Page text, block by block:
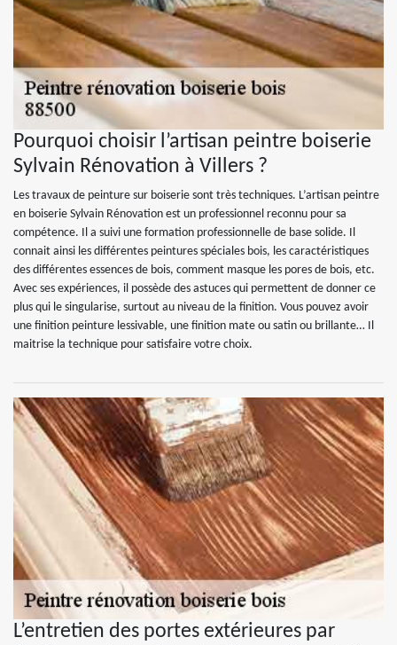
Pourquoi choisir l’artisan peintre boiserie
Sylvain Rénovation à Villers ?
Les travaux de peinture sur boiserie sont très techniques. L’artisan peintre
en boiserie Sylvain Rénovation est un professionnel reconnu pour sa
compétence. Il a suivi une formation professionnelle de base solide. Il
connait ainsi les différentes peintures spéciales bois, les caractéristiques
des différentes essences de bois, comment masque les pores de bois, etc.
Avec ses expériences, il possède des astuces qui permettent de donner ce
plus qui le singularise, surtout au niveau de la finition. Vous pouvez avoir
une finition peinture lessivable, une finition mate ou satin ou brillante… Il
maitrise la technique pour satisfaire votre choix.
L’entretien des portes extérieures par